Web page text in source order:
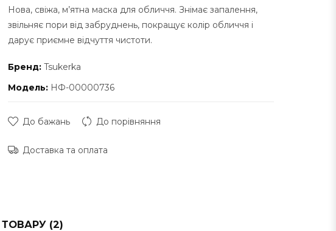
Нова, свіжа, м’ятна маска для обличчя. Знімає запалення,
звільняє пори від забруднень, покращує колір обличчя і
дарує приємне відчуття чистоти.
Бренд: Tsukerka
Модель: НФ-00000736
До бажань До порівняння
Доставка та оплата
(2)